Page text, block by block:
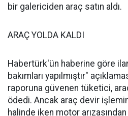
bir galericiden araç satın aldı.
ARAÇ YOLDA KALDI
Habertürk'ün haberine göre
bakımları yapılmıştır"
raporuna güvenen tüketici,
ödedi. Ancak araç devir
halinde iken motor arızasından